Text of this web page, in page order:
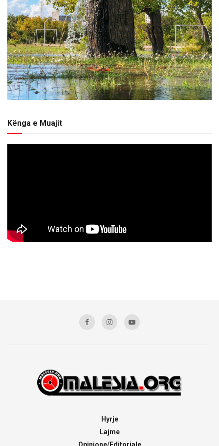
Kënga e Muajit
Hyrje
Lajme